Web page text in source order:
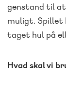
genstand til
muligt. Spillet
taget hul på
Hvad skal vi